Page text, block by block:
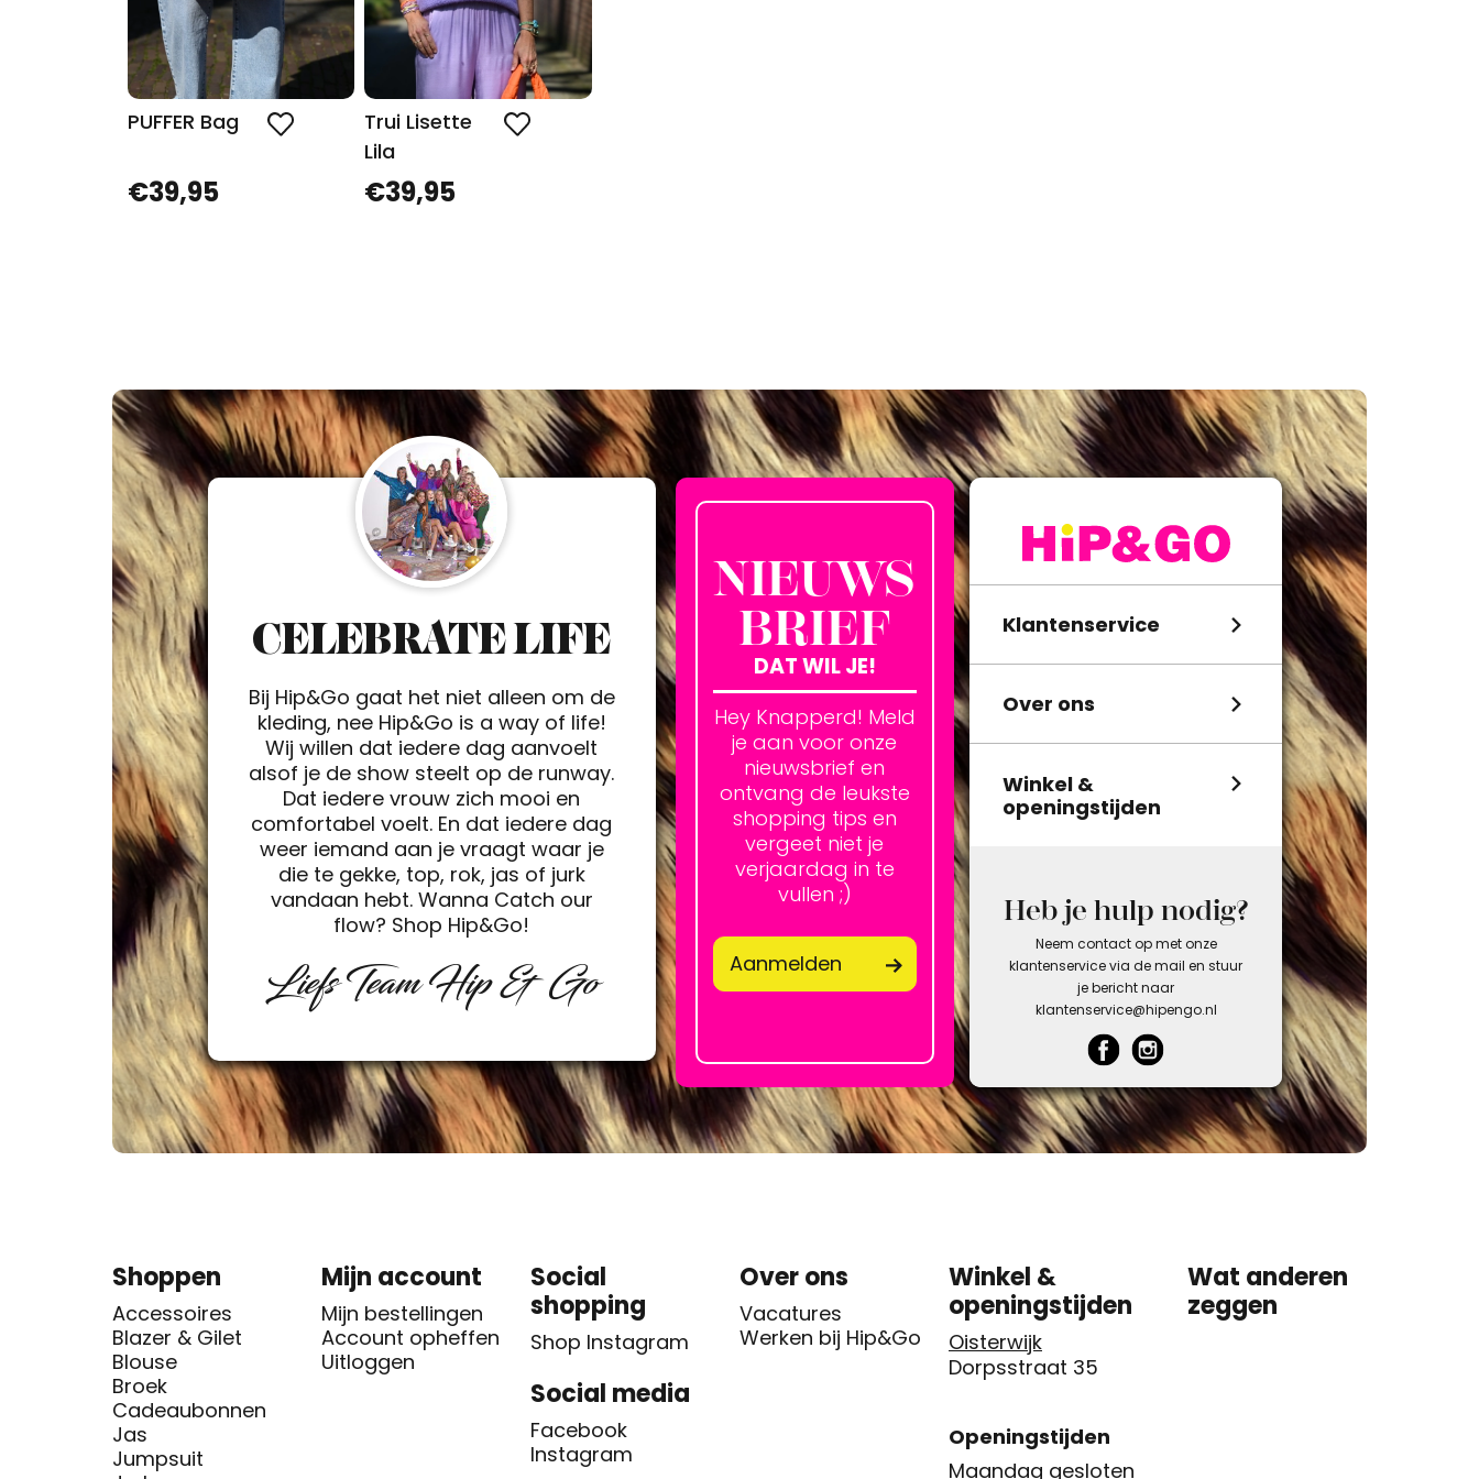
PUFFER Bag
€39,95
Trui Lisette
Lila
€39,95
CELEBRATE LIFE
Bij Hip&Go gaat het niet alleen om de
kleding, nee Hip&Go is a way of life!
Wij willen dat iedere dag aanvoelt
alsof je de show steelt op de runway.
Dat iedere vrouw zich mooi en
comfortabel voelt. En dat iedere dag
weer iemand aan je vraagt waar je
die te gekke, top, rok, jas of jurk
vandaan hebt. Wanna Catch our
flow? Shop Hip&Go!
Liefs Team Hip & Go
NIEUWS
BRIEF
DAT WIL JE!
Hey Knapperd! Meld
je aan voor onze
nieuwsbrief en
ontvang de leukste
shopping tips en
vergeet niet je
verjaardag in te
vullen ;)
Aanmelden
Klantenservice
Over ons
Winkel &
openingstijden
Heb je hulp nodig?
Neem contact op met onze
klantenservice via de mail en stuur
je bericht naar
klantenservice@hipengo.nl
Shoppen
Accessoires
Blazer & Gilet
Blouse
Broek
Cadeaubonnen
Jas
Jumpsuit
Mijn account
Mijn bestellingen
Account opheffen
Uitloggen
Social
shopping
Shop Instagram
Social media
Facebook
Instagram
Over ons
Vacatures
Werken bij Hip&Go
Winkel &
openingstijden
Oisterwijk
Dorpsstraat 35
Openingstijden
Maandag gesloten
Wat anderen
zeggen